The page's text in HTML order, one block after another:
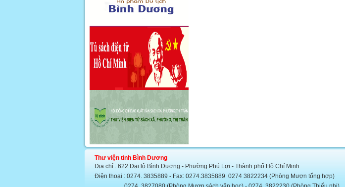
Thư viện tỉnh Bình Dương
Địa chỉ : 622 Đại lộ Bình Dương - Phường Phú Lợi - Thành phố Hồ Chí Minh
Điện thoại : 0274. 3835889 - Fax: 0274.3835889 0274 3822234 (Phòng Mượn tổng hợp)